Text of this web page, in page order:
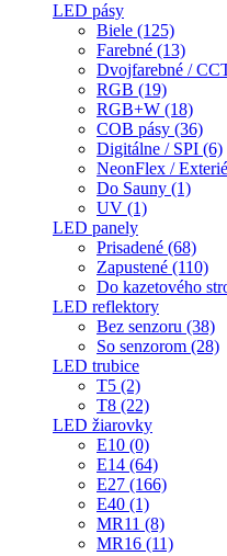
LED pásy
Biele (125)
Farebné (13)
Dvojfarebné /
RGB (19)
RGB+W (18)
COB pásy (36)
Digitálne / SPI (6)
NeonFlex /
Do Sauny (1)
UV (1)
LED panely
Prisadené (68)
Zapustené (110)
Do kazetového
LED reflektory
Bez senzoru (38)
So senzorom (28)
LED trubice
T5 (2)
T8 (22)
LED žiarovky
E10 (0)
E14 (64)
E27 (166)
E40 (1)
MR11 (8)
MR16 (11)